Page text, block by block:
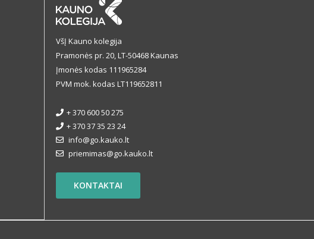
VšĮ Kauno kolegija
Pramonės pr. 20, LT-50468 Kaunas
Įmonės kodas 111965284
PVM mok. kodas LT119652811
+ 370 600 50 275
+ 370 37 35 23 24
info@go.kauko.lt
priemimas@go.kauko.lt
KONTAKTAI